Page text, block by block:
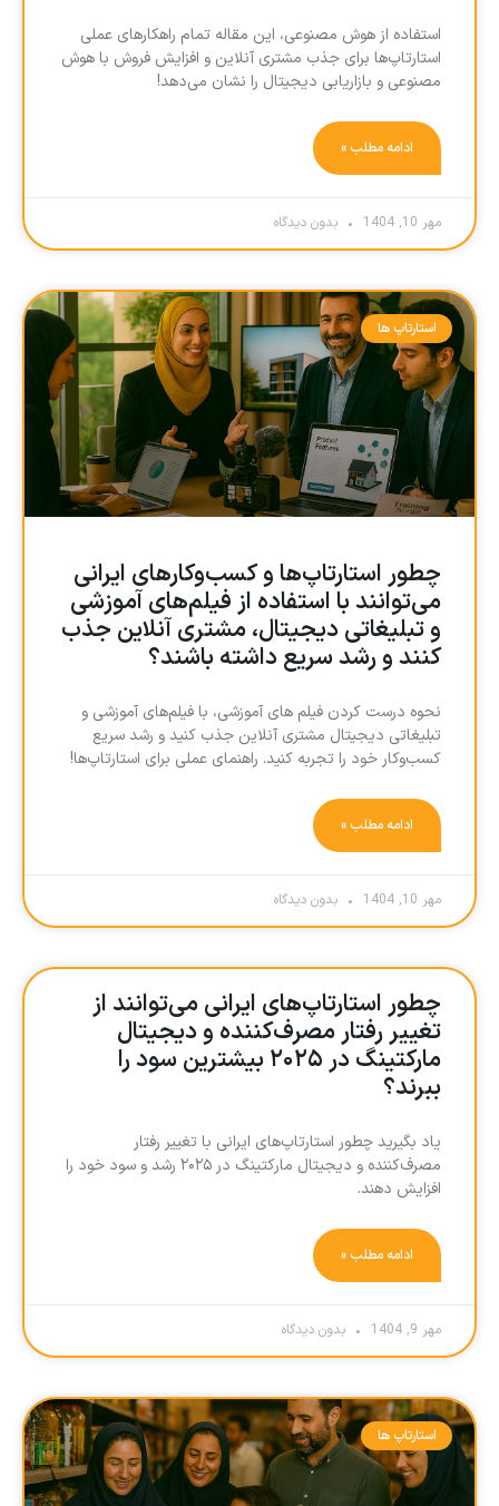
استفاده از هوش مصنوعی، این مقاله تمام راهکارهای عملی
استارتاپ‌ها برای جذب مشتری آنلاین و افزایش فروش با هوش
مصنوعی و بازاریابی دیجیتال را نشان می‌دهد!
ادامه مطلب »
مهر 10, 1404 بدون دیدگاه
استارتاپ ها
چطور استارتاپ‌ها و کسب‌وکارهای ایرانی
می‌توانند با استفاده از فیلم‌های آموزشی
و تبلیغاتی دیجیتال، مشتری آنلاین جذب
کنند و رشد سریع داشته باشند؟
نحوه درست کردن فیلم های آموزشی، با فیلم‌های آموزشی و
تبلیغاتی دیجیتال مشتری آنلاین جذب کنید و رشد سریع
کسب‌وکار خود را تجربه کنید. راهنمای عملی برای استارتاپ‌ها!
ادامه مطلب »
مهر 10, 1404 بدون دیدگاه
چطور استارتاپ‌های ایرانی می‌توانند از
تغییر رفتار مصرف‌کننده و دیجیتال
مارکتینگ در ۲۰۲۵ بیشترین سود را
ببرند؟
یاد بگیرید چطور استارتاپ‌های ایرانی با تغییر رفتار
مصرف‌کننده و دیجیتال مارکتینگ در ۲۰۲۵ رشد و سود خود را
افزایش دهند.
ادامه مطلب »
مهر 9, 1404 بدون دیدگاه
استارتاپ ها